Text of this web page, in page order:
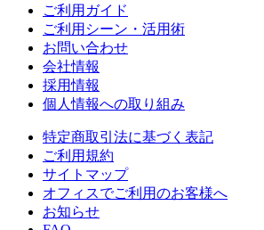
ご利用ガイド
ご利用シーン・活用術
お問い合わせ
会社情報
採用情報
個人情報への取り組み
特定商取引法に基づく表記
ご利用規約
サイトマップ
オフィスでご利用のお客様へ
お知らせ